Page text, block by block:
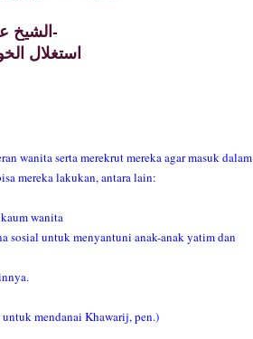
الشيخ علي الحدادى -حفظه الله تعالى-
استغلال
wanita serta merekrut mereka agar masuk dalam
mereka lakukan, antara lain:
wanita
sosial untuk menyantuni anak-anak yatim dan
mendanai Khawarij, pen.)